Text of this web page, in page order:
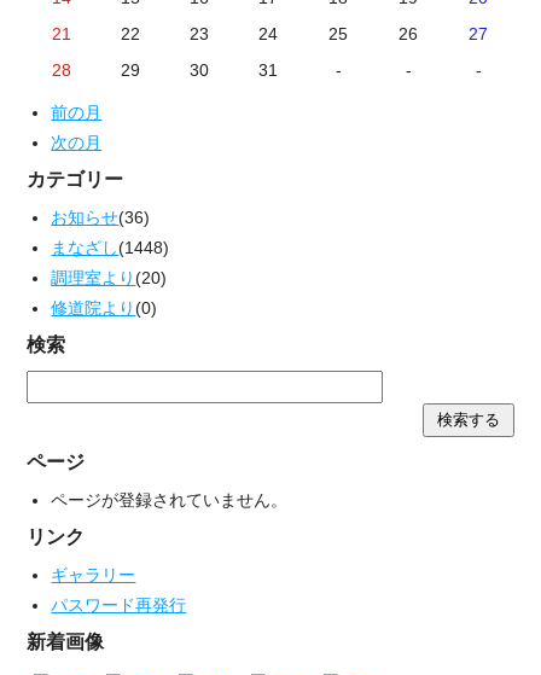
21
22 23 24 25 26
27
28
29 30 31 - - -
前の月
次の月
カテゴリー
お知らせ(36)
まなざし(1448)
調理室より(20)
修道院より(0)
検索
ページ
ページが登録されていません。
リンク
ギャラリー
パスワード再発行
新着画像